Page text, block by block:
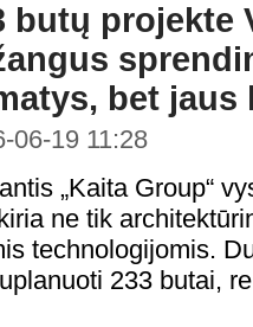
butų projekte
bet jaus
06-19 11:28
„Kaita Group“
ne tik
technologijomis.
233 butai,